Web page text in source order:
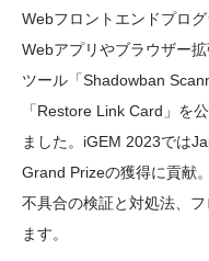
Webフロントエンドプロ
Webアプリやブラウザー
ツール「Shadowban
「Restore Link Card」を
ました。iGEM 2023では
Grand Prizeの獲得に貢献
不具合の検証と対処法、
ます。